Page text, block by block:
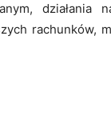
działania
rachunków,